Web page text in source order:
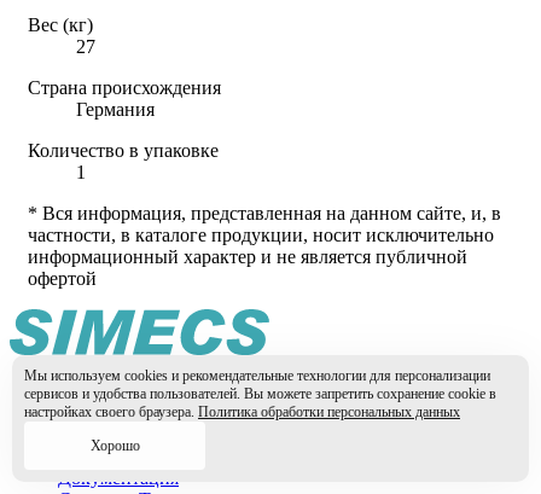
Вес (кг)
27
Страна происхождения
Германия
Количество в упаковке
1
* Вся информация, представленная на данном сайте, и, в
частности, в каталоге продукции, носит исключительно
информационный характер и не является публичной
офертой
Главная
Новые продукты
О компании
Документация
Мы используем cookies и рекомендательные технологии для персонализации
сервисов и удобства пользователей. Вы можете запретить сохранение cookie в
настройках своего браузера. Политика обработки персональных данных
Хорошо